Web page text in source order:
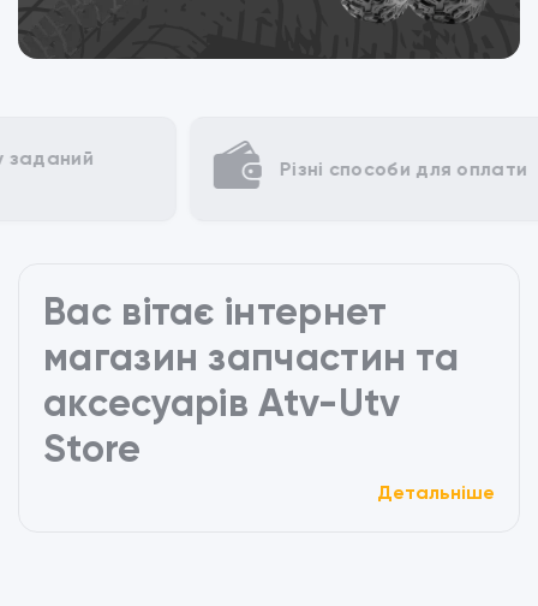
Різні способи для оплати
Вас вітає інтернет
магазин запчастин та
аксесуарів Atv-Utv
Store
Відкрийте для себе широкий асортимент якісних
Детальніше